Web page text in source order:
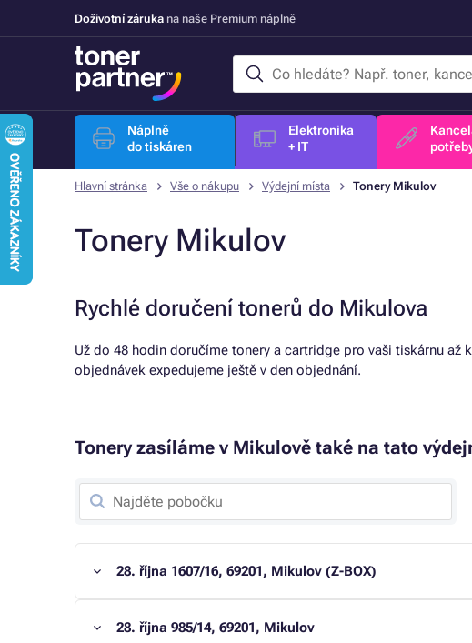
Doživotní záruka na naše Premium náplně
Náplně
do tiskáren
Elektronika
+ IT
Hlavní stránka Vše o nákupu Výdejní místa Tonery Mikulov
Tonery Mikulov
Rychlé doručení tonerů do Mikulova
Už do 48 hodin doručíme tonery a cartridge pro vaši tiskárnu až
objednávek expedujeme ještě v den objednání.
Tonery zasíláme v Mikulově také na tato
28. října 1607/16, 69201, Mikulov (Z-BOX)
28. října 985/14, 69201, Mikulov